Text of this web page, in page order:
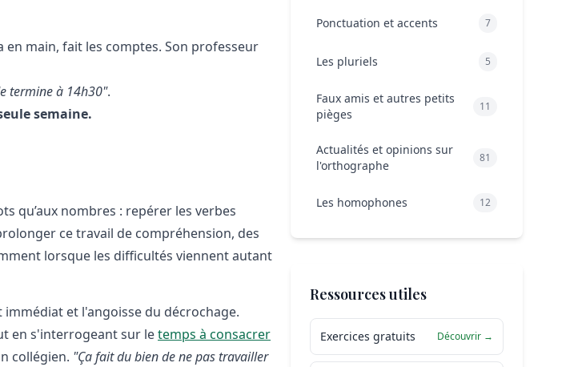
en main, fait les comptes. Son professeur
termine à 14h30".
semaine.
qu’aux nombres : repérer les verbes
ce travail de compréhension, des
lorsque les difficultés viennent autant
immédiat et l'angoisse du décrochage.
en s'interrogeant sur letemps à consacrer
collégien. "Ça fait du bien de ne pas travailler
Ponctuation et accents 7
Les pluriels 5
Faux amis et autres petits
pièges
11
Actualités et opinions sur
l'orthographe
81
Les homophones 12
Ressources utiles
Exercices gratuits Découvrir →